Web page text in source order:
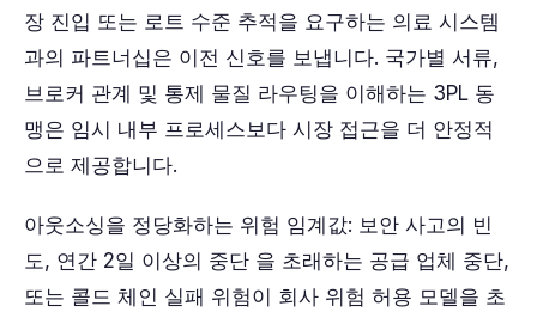
장 진입 또는 로트 수준 추적을 요구하는 의료 시스템
과의 파트너십은 이전 신호를 보냅니다. 국가별 서류,
브로커 관계 및 통제 물질 라우팅을 이해하는 3PL 동
맹은 임시 내부 프로세스보다 시장 접근을 더 안정적
으로 제공합니다.
아웃소싱을 정당화하는 위험 임계값: 보안 사고의 빈
도, 연간 2일 이상의 중단 을 초래하는 공급 업체 중단,
또는 콜드 체인 실패 위험이 회사 위험 허용 모델을 초